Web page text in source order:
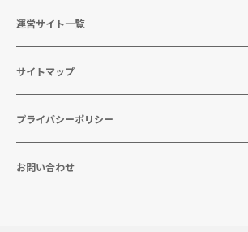
運営サイト一覧
サイトマップ
プライバシーポリシー
お問い合わせ